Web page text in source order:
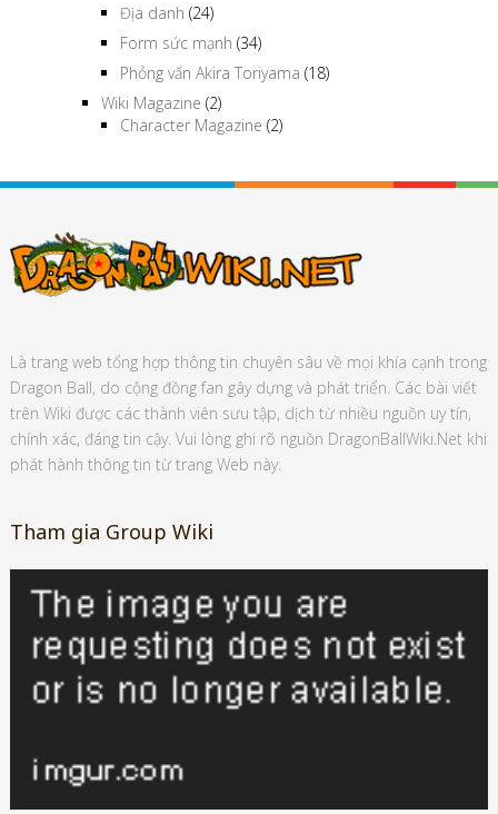
Địa danh (24)
Form sức mạnh (34)
Phỏng vấn Akira Toriyama (18)
Wiki Magazine (2)
Character Magazine (2)
Là trang web tổng hợp thông tin chuyên sâu về mọi khía cạnh trong
Dragon Ball, do cộng đồng fan gây dựng và phát triển. Các bài viết
trên Wiki được các thành viên sưu tập, dịch từ nhiều nguồn uy tín,
chính xác, đáng tin cậy. Vui lòng ghi rõ nguồn DragonBallWiki.Net khi
phát hành thông tin từ trang Web này.
Tham gia Group Wiki